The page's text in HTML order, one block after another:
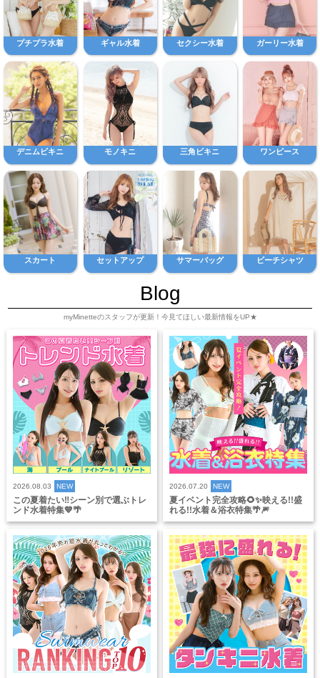
プチプラ水着 ギャル水着 セクシー水着 ガーリー水着
デニムビキニ モノキニ 三角ビキニ ワンピース
スカート セットアップ サマーバッグ ビーチシャツ
Blog
myMinetteのスタッフが更新！今見てほしい最新情報をUP★
2026.08.03 NEW
この夏着たい‼️シーン別で選ぶトレ
ンド水着特集💙🌴
2026.07.20 NEW
夏イベント完全攻略🌻✨映える!!盛
れる!!水着＆浴衣特集🌴🎆